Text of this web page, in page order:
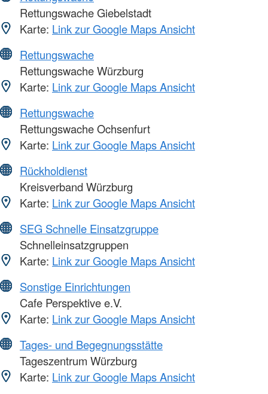
Rettungswache Giebelstadt
Karte: Link zur Google Maps Ansicht
Rettungswache
Rettungswache Würzburg
Karte: Link zur Google Maps Ansicht
Rettungswache
Rettungswache Ochsenfurt
Karte: Link zur Google Maps Ansicht
Rückholdienst
Kreisverband Würzburg
Karte: Link zur Google Maps Ansicht
SEG Schnelle Einsatzgruppe
Schnelleinsatzgruppen
Karte: Link zur Google Maps Ansicht
Sonstige Einrichtungen
Cafe Perspektive e.V.
Karte: Link zur Google Maps Ansicht
Tages- und Begegnungsstätte
Tageszentrum Würzburg
Karte: Link zur Google Maps Ansicht